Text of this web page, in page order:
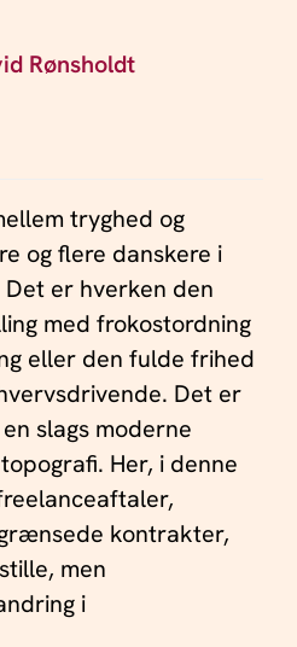
Rønsholdt
tryghed og
og flere danskere i
er hverken den
med frokostordning
eller den fulde frihed
Det er
slags moderne
Her, i denne
kontrakter,
men
i